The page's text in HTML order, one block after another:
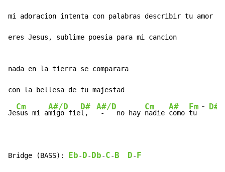
mi adoracion intenta con palabras describir tu amor
eres Jesus, sublime poesia para mi cancion
nada en la tierra se comparara
Je
Cm
sus mi a
A#/D
migo fie
D#
l,
A#/D
-   no hay
Cm
nadie
A#
como
Fm
tu
- D#/
Bridge (BASS): Eb- D- Db-C- B D- F